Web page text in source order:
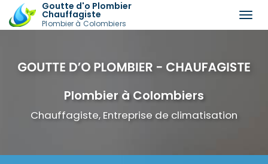
contenu
Goutte d'o Plombier
Chauffagiste
Plombier à Colombiers
Plombier à Colombiers
Chauffagiste, Entreprise de climatisation